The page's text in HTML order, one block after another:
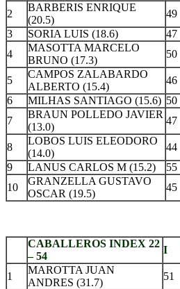
2
BARBERIS ENRIQUE
(20.5)
49
3
SORIA LUIS (18.6) 47
4
MASOTTA MARCELO
BRUNO (17.3)
50
5
CAMPOS ZALABARDO
ALBERTO (15.4)
46
6
MILHAS SANTIAGO (15.6) 50
7
BRAUN POLLEDO JAVIER
(13.0)
47
8
LOBOS LUIS ELEODORO
(14.0)
44
9
LANUS CARLOS M (15.2) 55
10
GRANZELLA GUSTAVO
OSCAR (19.5)
45
CABALLEROS INDEX 22
– 54
I
1
MAROTTA JUAN
ANDRES (31.7)
51